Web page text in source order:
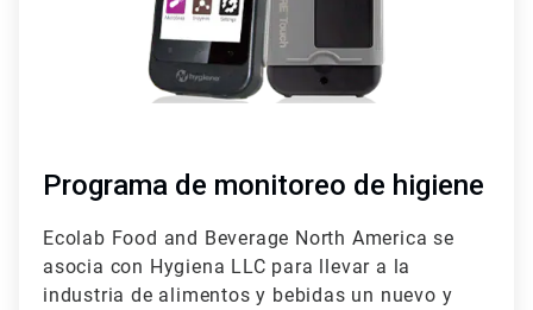
Programa de monitoreo de higiene
Ecolab Food and Beverage North America se
asocia con Hygiena LLC para llevar a la
industria de alimentos y bebidas un nuevo y